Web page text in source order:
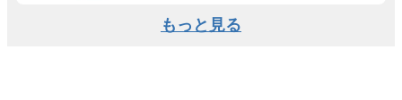
もっと見る